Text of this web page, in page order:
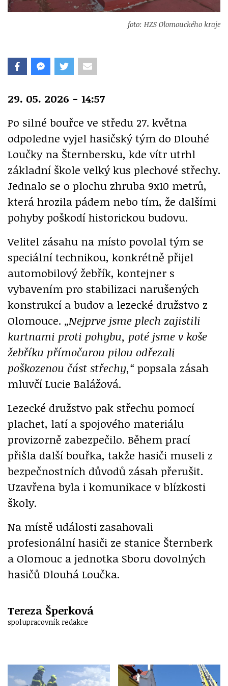
foto: HZS Olomouckého kraje
29. 05. 2026 - 14:57
Po silné bouřce ve středu 27. května
odpoledne vyjel hasičský tým do Dlouhé
Loučky na Šternbersku, kde vítr utrhl
základní škole velký kus plechové střechy.
Jednalo se o plochu zhruba 9x10 metrů,
která hrozila pádem nebo tím, že dalšími
pohyby poškodí historickou budovu.
Velitel zásahu na místo povolal tým se
speciální technikou, konkrétně přijel
automobilový žebřík, kontejner s
vybavením pro stabilizaci narušených
konstrukcí a budov a lezecké družstvo z
Olomouce. „Nejprve jsme plech zajistili
kurtnami proti pohybu, poté jsme v koše
žebříku přímočarou pilou odřezali
poškozenou část střechy,“ popsala zásah
mluvčí Lucie Balážová.
Lezecké družstvo pak střechu pomocí
plachet, latí a spojového materiálu
provizorně zabezpečilo. Během prací
přišla další bouřka, takže hasiči museli z
bezpečnostních důvodů zásah přerušit.
Uzavřena byla i komunikace v blízkosti
školy.
Na místě události zasahovali
profesionální hasiči ze stanice Šternberk
a Olomouc a jednotka Sboru dovolných
hasičů Dlouhá Loučka.
Tereza Šperková
spolupracovník redakce